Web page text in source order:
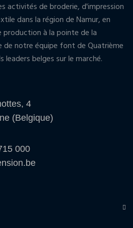
activités de broderie, d'impression
dans la région de Namur, en
production à la pointe de la
notre équipe font de Quatrième
leaders belges sur le marché.
4
(Belgique)
000